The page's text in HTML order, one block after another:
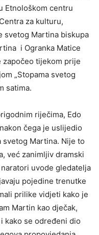
Etnološkom centru
za kulturu,
svetog Martina biskupa
i Ogranka Matice
započeo tijekom prije
„Stopama svetog
satima.
riječima, Edo
čega je uslijedio
Martina. Nije to
već zanimljiv dramski
uvode gledatelja
pojedine trenutke
prilike vidjeti kako je
Martin kao dječak,
kako se određeni dio